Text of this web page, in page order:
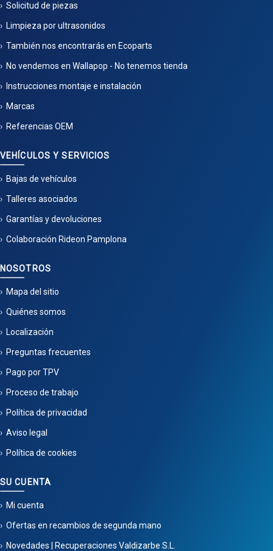
Solicitud de piezas
Limpieza por ultrasonidos
También nos encontrarás en Ecoparts
No vendemos en Wallapop - No tenemos tienda
Instrucciones montaje e instalación
Marcas
Referencias OEM
VEHÍCULOS Y SERVICIOS
Bajas de vehículos
Talleres asociados
Garantías y devoluciones
Colaboración Rideon Pamplona
NOSOTROS
Mapa del sitio
Quiénes somos
Localización
Preguntas frecuentes
Pago por TPV
Proceso de trabajo
Política de privacidad
Aviso legal
Política de cookies
SU CUENTA
Mi cuenta
Ofertas en recambios de segunda mano
Novedades | Recuperaciones Valdizarbe S.L.